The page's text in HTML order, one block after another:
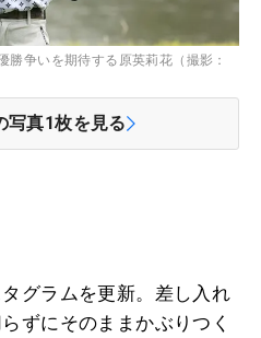
勝争いを期待する原英莉花（撮影：
写真1枚を見る
グラムを更新。差し入れ
ずにそのままかぶりつく